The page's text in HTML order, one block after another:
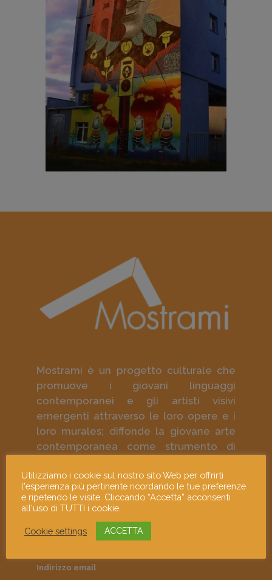
Mostrami è un progetto culturale che
promuove i giovani linguaggi
contemporanei e gli artisti visivi
emergenti attraverso le loro opere e i
loro murales; diffonde la giovane arte
contemporanea come strumento di
responsabilità sociale.
Contattaci e dicci la tua!
Indirizzo email
Utilizziamo i cookie sul nostro sito Web per offrirti
l'esperienza più pertinente ricordando le tue preferenze
e ripetendo le visite. Cliccando “Accetta” acconsenti
all'uso di TUTTI i cookie.
Cookie settings ACCETTA